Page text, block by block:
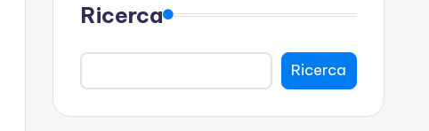
Ricerca
Ricerca